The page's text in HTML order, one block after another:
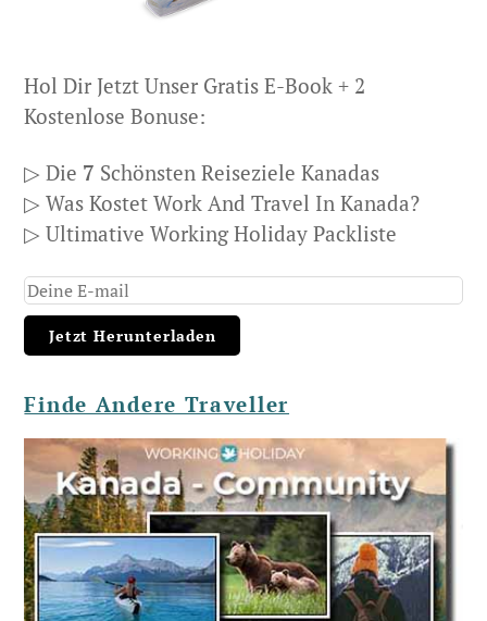
Hol Dir Jetzt Unser Gratis E-Book + 2
Kostenlose Bonuse:
▷ Die 7 Schönsten Reiseziele Kanadas
▷ Was Kostet Work And Travel In Kanada?
▷ Ultimative Working Holiday Packliste
Finde Andere Traveller